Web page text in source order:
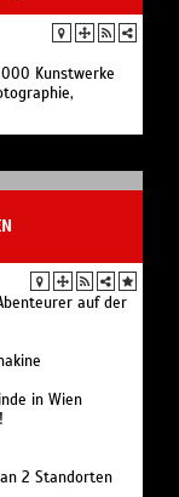
Kunstwerke
auf der
in Wien
2 Standorten